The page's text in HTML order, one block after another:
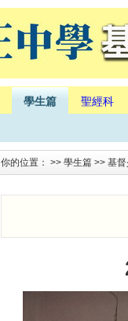
學生篇 聖經科
你的位置： >> 學生篇 >> 基